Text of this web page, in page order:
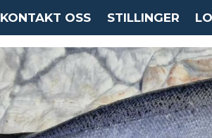
KONTAKT OSS STILLINGER